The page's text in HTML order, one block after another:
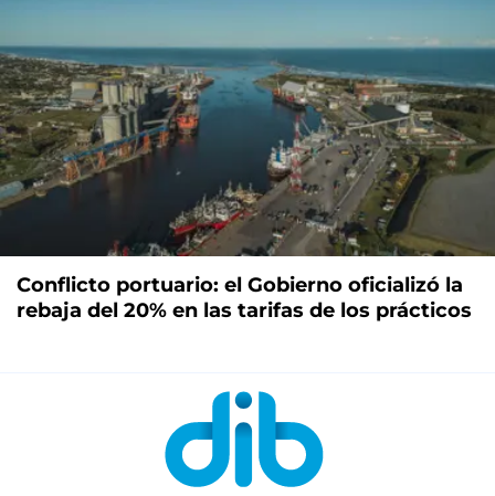
Conflicto portuario: el Gobierno oficializó la
rebaja del 20% en las tarifas de los prácticos